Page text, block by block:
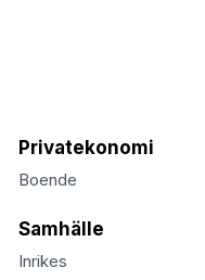
Privatekonomi
Boende
Samhälle
Inrikes